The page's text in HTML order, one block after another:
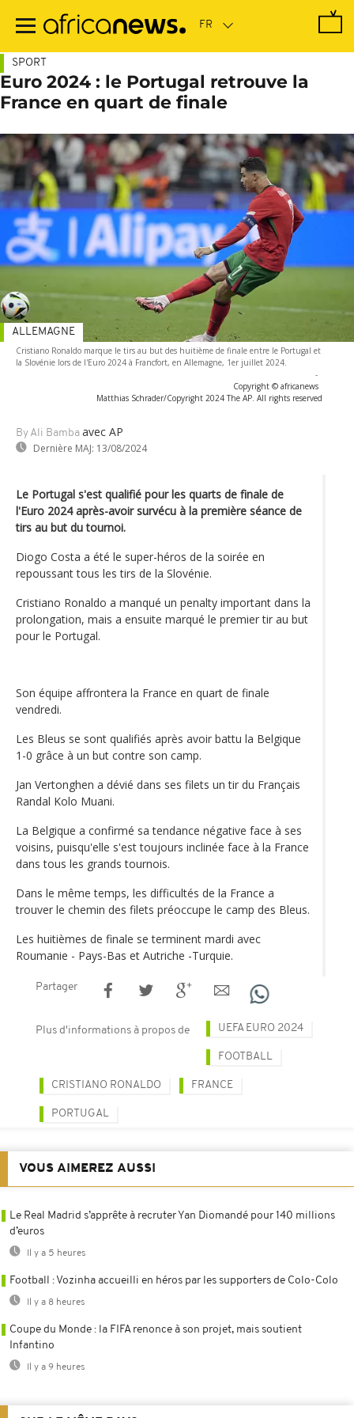
contenu
SPORT
Euro 2024 : le Portugal retrouve la
France en quart de finale
Cristiano Ronaldo marque le tirs au but des huitième de finale entre le Portugal et
la Slovénie lors de l'Euro 2024 à Francfort, en Allemagne, 1er juillet 2024.
-
Copyright © africanews
Matthias Schrader/Copyright 2024 The AP. All rights reserved
By Ali Bamba avec AP
Dernière MAJ: 13/08/2024
ALLEMAGNE
Le Portugal s'est qualifié pour les quarts de finale de
l'Euro 2024 après-avoir survécu à la première séance de
tirs au but du tournoi.
Diogo Costa a été le super-héros de la soirée en
repoussant tous les tirs de la Slovénie.
Cristiano Ronaldo a manqué un penalty important dans la
prolongation, mais a ensuite marqué le premier tir au but
pour le Portugal.
Son équipe affrontera la France en quart de finale
vendredi.
Les Bleus se sont qualifiés après avoir battu la Belgique
1-0 grâce à un but contre son camp.
Jan Vertonghen a dévié dans ses filets un tir du Français
Randal Kolo Muani.
La Belgique a confirmé sa tendance négative face à ses
voisins, puisqu'elle s'est toujours inclinée face à la France
dans tous les grands tournois.
Dans le même temps, les difficultés de la France a
trouver le chemin des filets préoccupe le camp des Bleus.
Les huitièmes de finale se terminent mardi avec
Roumanie - Pays-Bas et Autriche -Turquie.
Partager
Plus d'informations à propos de UEFA EURO 2024
FOOTBALL
CRISTIANO RONALDO FRANCE
PORTUGAL
VOUS AIMEREZ AUSSI
Le Real Madrid s’apprête à recruter Yan Diomandé pour 140 millions
d’euros
Il y a 5 heures
Football : Vozinha accueilli en héros par les supporters de Colo-Colo
Il y a 8 heures
Coupe du Monde : la FIFA renonce à son projet, mais soutient
Infantino
Il y a 9 heures